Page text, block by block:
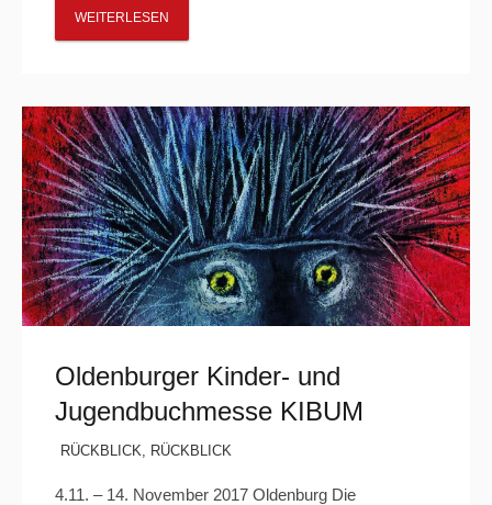
WEITERLESEN
Oldenburger Kinder- und
Jugendbuchmesse KIBUM
RÜCKBLICK, RÜCKBLICK
4.11. – 14. November 2017 Oldenburg Die